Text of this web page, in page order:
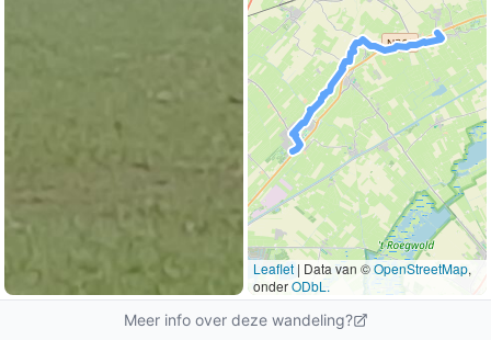
Leaflet | Data van ©OpenStreetMap,
onderODbL.
Meer info over deze wandeling?